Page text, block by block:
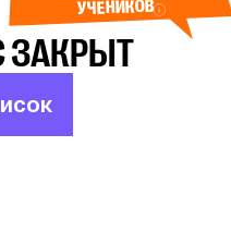
УЧЕНИКОВ
ЗАКРЫТ